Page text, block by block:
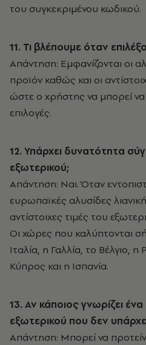
του συγκεκριμένου κωδικού.
11. Τι βλέπουμε όταν
Απάντηση: Εμφανίζονται οι
προϊόν καθώς και οι
ώστε ο χρήστης να μπορεί να
επιλογές.
12. Υπάρχει δυνατότητα
εξωτερικού;
Απάντηση: Ναι. Όταν
ευρωπαϊκές αλυσίδες
αντίστοιχες τιμές του
Οι χώρες που καλύπτονται
Ιταλία, η Γαλλία, το Βέλγιο,
Κύπρος και η Ισπανία.
13. Αν κάποιος γνωρίζει
εξωτερικού που δεν
Απάντηση: Μπορεί να